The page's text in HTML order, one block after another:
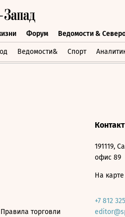
Форум Ведомости &
Ведомости& Спорт
жизни Форум Ведомости &
Правила торговли
191119,
офис 89
На карте
+7 812